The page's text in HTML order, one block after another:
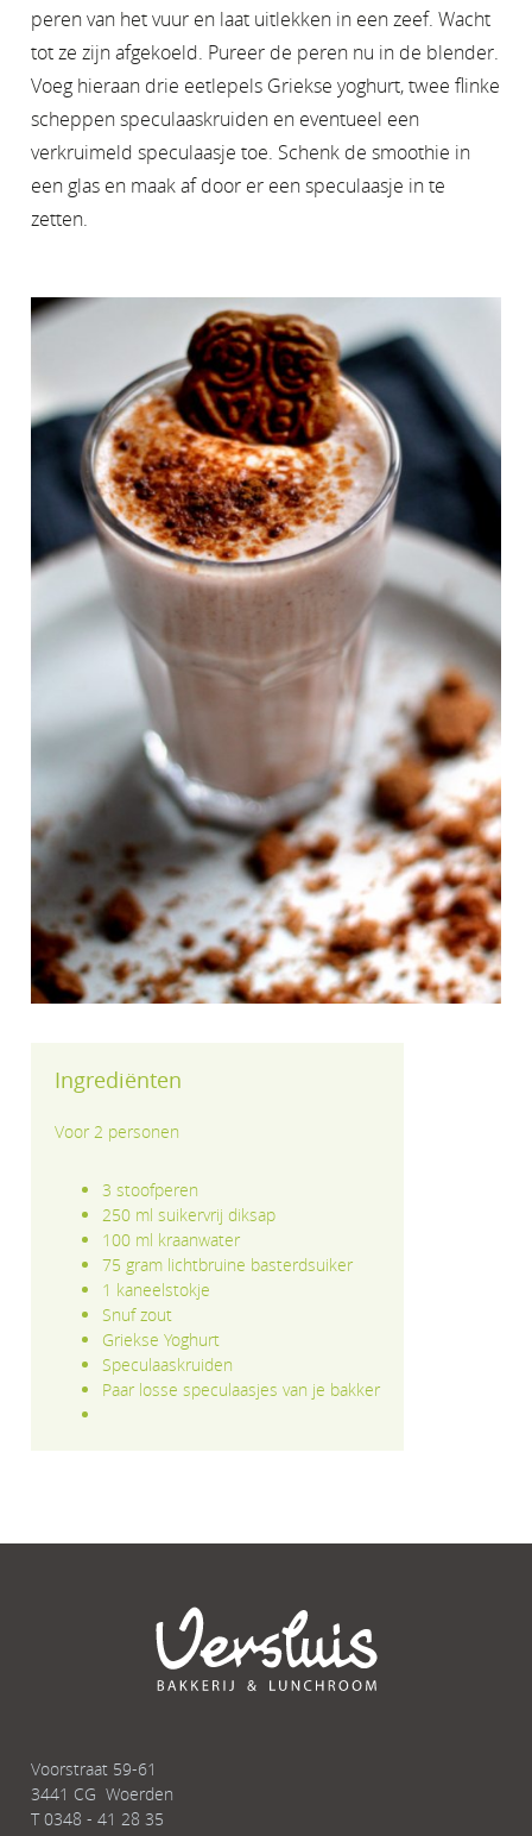
peren van het vuur en laat uitlekken in een zeef. Wacht
tot ze zijn afgekoeld. Pureer de peren nu in de blender.
Voeg hieraan drie eetlepels Griekse yoghurt, twee flinke
scheppen speculaaskruiden en eventueel een
verkruimeld speculaasje toe. Schenk de smoothie in
een glas en maak af door er een speculaasje in te
zetten.
Ingrediënten
Voor 2 personen
3 stoofperen
250 ml suikervrij diksap
100 ml kraanwater
75 gram lichtbruine basterdsuiker
1 kaneelstokje
Snuf zout
Griekse Yoghurt
Speculaaskruiden
Paar losse speculaasjes van je bakker
Voorstraat 59-61
3441 CG Woerden
T0348 - 41 28 35